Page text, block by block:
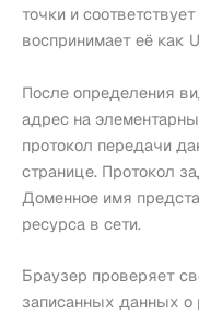
точки и
воспринимает её как
После определения
адрес на
протокол передачи
странице. Протокол
Доменное имя
ресурса в сети.
Браузер проверяет
записанных данных